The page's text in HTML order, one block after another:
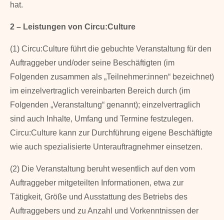
hat.
2 – Leistungen von Circu:Culture
(1) Circu:Culture führt die gebuchte Veranstaltung für den
Auftraggeber und/oder seine Beschäftigten (im
Folgenden zusammen als „Teilnehmer:innen“ bezeichnet)
im einzelvertraglich vereinbarten Bereich durch (im
Folgenden „Veranstaltung“ genannt); einzelvertraglich
sind auch Inhalte, Umfang und Termine festzulegen.
Circu:Culture kann zur Durchführung eigene Beschäftigte
wie auch spezialisierte Unterauftragnehmer einsetzen.
(2) Die Veranstaltung beruht wesentlich auf den vom
Auftraggeber mitgeteilten Informatio­nen, etwa zur
Tätigkeit, Größe und Ausstattung des Betriebs des
Auftraggebers und zu Anzahl und Vorkenntnissen der